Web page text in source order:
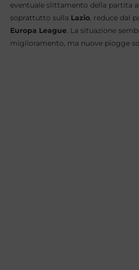
eventuale slittamento della partita
soprattutto sulla Lazio, reduce dal
Europa League. La situazione
miglioramento, ma nuove piogge